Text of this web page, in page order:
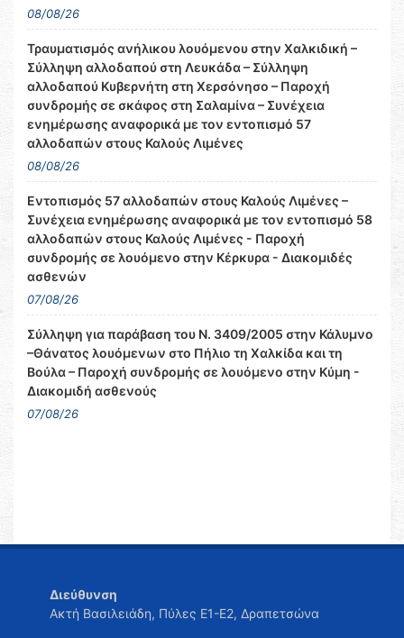
08/08/26
Τραυματισμός ανήλικου λουόμενου στην Χαλκιδική –
Σύλληψη αλλοδαπού στη Λευκάδα – Σύλληψη
αλλοδαπού Κυβερνήτη στη Χερσόνησο – Παροχή
συνδρομής σε σκάφος στη Σαλαμίνα – Συνέχεια
ενημέρωσης αναφορικά με τον εντοπισμό 57
αλλοδαπών στους Καλούς Λιμένες
08/08/26
Εντοπισμός 57 αλλοδαπών στους Καλούς Λιμένες –
Συνέχεια ενημέρωσης αναφορικά με τον εντοπισμό 58
αλλοδαπών στους Καλούς Λιμένες - Παροχή
συνδρομής σε λουόμενο στην Κέρκυρα - Διακομιδές
ασθενών
07/08/26
Σύλληψη για παράβαση του Ν. 3409/2005 στην Κάλυμνο
–Θάνατος λουόμενων στο Πήλιο τη Χαλκίδα και τη
Βούλα – Παροχή συνδρομής σε λουόμενο στην Κύμη -
Διακομιδή ασθενούς
07/08/26
Διεύθυνση
Ακτή Βασιλειάδη, Πύλες Ε1-Ε2, Δραπετσώνα